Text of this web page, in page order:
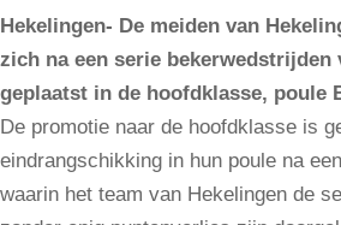
Hekelingen- De meiden van
zich na een serie
geplaatst in de hoofdklasse, poule
De promotie naar de hoofdklasse is
eindrangschikking in hun poule na
waarin het team van Hekelingen de